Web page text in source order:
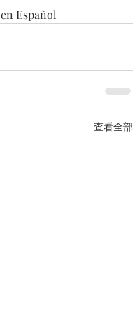
Español
查看全部